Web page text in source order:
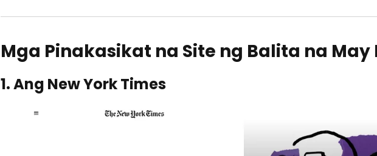
Mga Pinakasikat na Site ng Balita na May
1. Ang New York Times